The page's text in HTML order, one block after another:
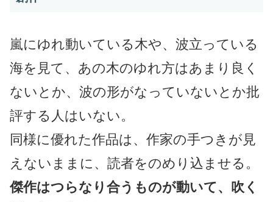
嵐にゆれ動いている木や、波立っている
海を見て、あの木のゆれ方はあまり良く
ないとか、波の形がなっていないとか批
評する人はいない。
同様に優れた作品は、作家の手つきが見
えないままに、読者をのめり込ませる。
傑作はつらなり合うものが動いて、吹く